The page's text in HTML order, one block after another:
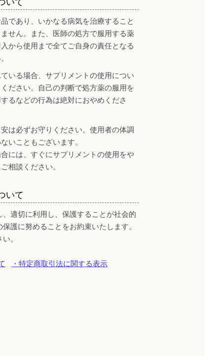
いて
であり、いかなる病気を治療すること
せん。また、医師の処方で服用する薬
から使用まで全てご自身の責任となる
いる場合、サプリメントの使用につい
ださい。自己の判断で処方薬の服用を
るなどの行為は絶対におやめくださ
は必ずお守りください。使用者の体調
いこともございます。
には、すぐにサプリメントの使用をや
相談ください。
いて
適切に利用し、保護することが社会的
護に努めることをお約束いたします。
。
・特定商取引法に関する表示